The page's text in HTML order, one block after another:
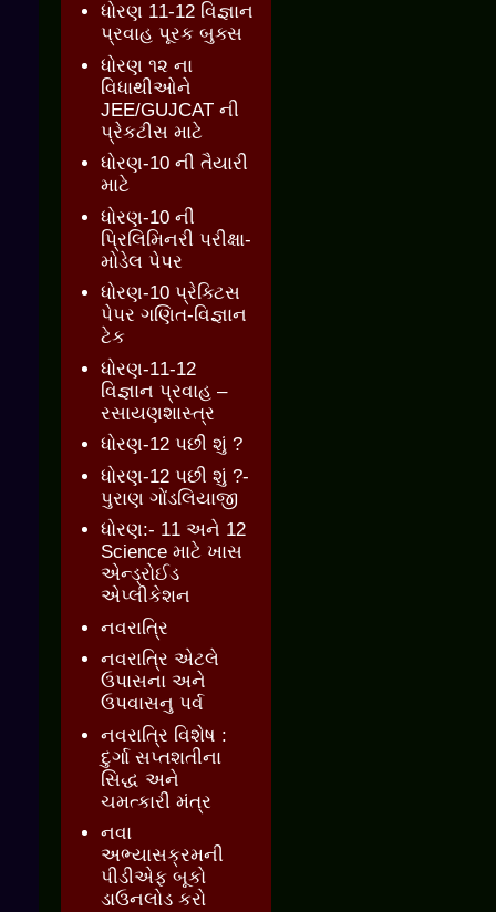
ધોરણ 11-12 વિજ્ઞાન
પ્રવાહ પૂરક બુક્સ
ધોરણ ૧૨ ના
વિધાથીઓને
JEE/GUJCAT ની
પ્રેકટીસ માટે
ધોરણ-10 ની તૈયારી
માટે
ધોરણ-10 ની
પ્રિલિમિનરી પરીક્ષા-
મોડેલ પેપર
ધોરણ-10 પ્રેક્ટિસ
પેપર ગણિત-વિજ્ઞાન
ટેક
ધોરણ-11-12
વિજ્ઞાન પ્રવાહ –
રસાયણશાસ્ત્ર
ધોરણ-12 પછી શું ?
ધોરણ-12 પછી શું ?-
પુરાણ ગોંડલિયાજી
ધોરણ:- 11 અને 12
Science માટે ખાસ
એન્ડ્રોઈડ
એપ્લીકેશન
નવરાત્રિ
નવરાત્રિ એટલે
ઉપાસના અને
ઉપવાસનુ પર્વ
નવરાત્રિ વિશેષ :
દુર્ગા સપ્તશતીના
સિદ્ધ અને
ચમત્કારી મંત્ર
નવા
અભ્યાસક્રમની
પીડીએફ બૂકો
ડાઉનલોડ કરો